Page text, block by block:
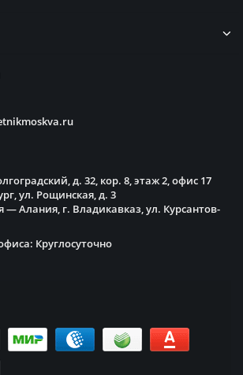
д. 32, кор. 8, этаж 2, офис 17
ул. Рощинская, д. 3
— Алания, г. Владикавказ, ул. Курсантов-
Круглосуточно